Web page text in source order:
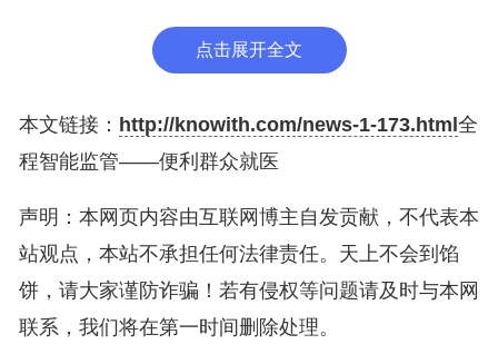
要服务336万参保人员、监管全市近5000家医疗机构
服务和监管力量、能力，与现代医保监管、服务需求
严重不匹配。”
为此，吕梁市启动智慧医保全覆盖工程，从大数据资
源的采集、整合入手，引进科大讯飞等高科技公司，
统筹建立大数据智能医保监管平台。
2021年，吕梁成立智慧医保建设工作领导小组，主
点击展开全文
本文链接： http://knowith.com/news-1-173.html 全
程智能监管——便利群众就医
声明：本网页内容由互联网博主自发贡献，不代表本
站观点，本站不承担任何法律责任。天上不会到馅
饼，请大家谨防诈骗！若有侵权等问题请及时与本网
联系，我们将在第一时间删除处理。